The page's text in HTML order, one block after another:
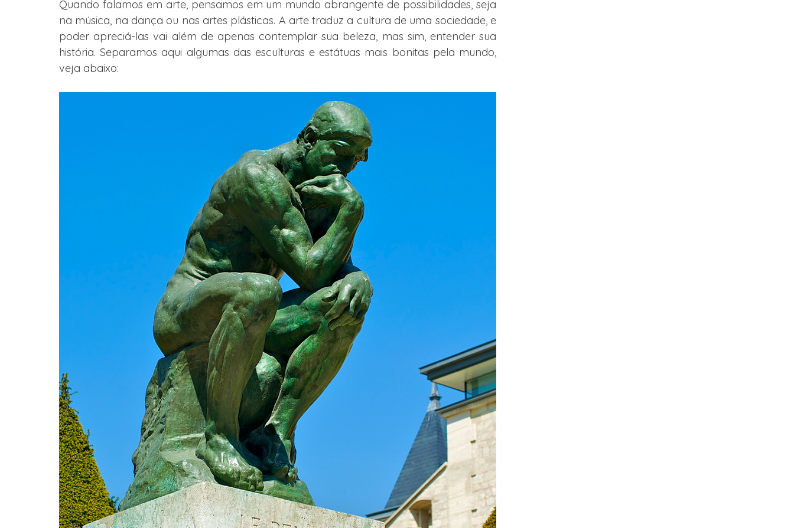
Quando falamos em arte, pensamos em um mundo abrangente de possibilidades, seja
na música, na dança ou nas artes plásticas. A arte traduz a cultura de uma sociedade, e
poder apreciá-las vai além de apenas contemplar sua beleza, mas sim, entender sua
história. Separamos aqui algumas das esculturas e estátuas mais bonitas pela mundo,
veja abaixo: